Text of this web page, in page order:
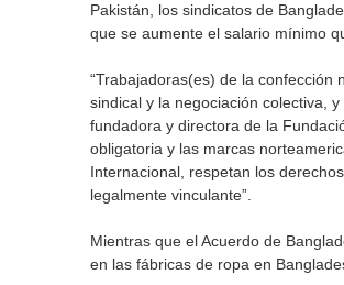
Pakistán, los sindicatos de
que se aumente el salario mínimo
“Trabajadoras(es) de la confección
sindical y la negociación colectiva,
fundadora y directora de la
obligatoria y las marcas
Internacional, respetan los
legalmente vinculante”.
Mientras que el Acuerdo de
en las fábricas de ropa en